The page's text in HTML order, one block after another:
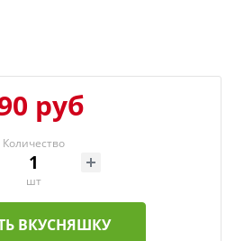
руб
Количество
шт
ВКУСНЯШКУ